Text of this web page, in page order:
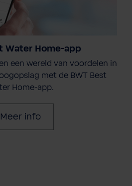
Water Home-app
een wereld van voordelen in
met de BWT Best
Home-app.
Meer info